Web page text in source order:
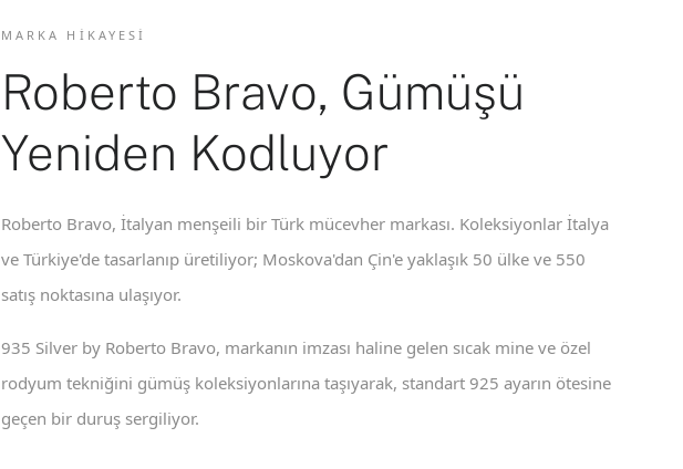
MARKA HIKAYESI
Roberto Bravo, Gümüşü
Yeniden Kodluyor
Roberto Bravo, İtalyan menşeili bir Türk mücevher markası. Koleksiyonlar İtalya
ve Türkiye'de tasarlanıp üretiliyor; Moskova'dan Çin'e yaklaşık 50 ülke ve 550
satış noktasına ulaşıyor.
935 Silver by Roberto Bravo, markanın imzası haline gelen sıcak mine ve özel
rodyum tekniğini gümüş koleksiyonlarına taşıyarak, standart 925 ayarın ötesine
geçen bir duruş sergiliyor.